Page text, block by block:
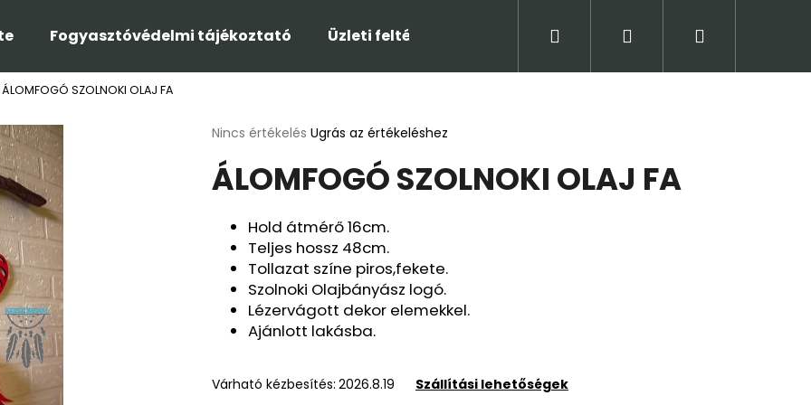
Fogyasztóvédelmi tájékoztató Üzleti feltételek (ÁSZF) Adatkezelési tájékoztató
Keresés Bejelentkezés
ÁLOMFOGÓ SZOLNOKI OLAJ FA
A
átlagos
értékelése
csillag.
Nincs értékelés Ugrás az értékeléshez
ÁLOMFOGÓ SZOLNOKI OLAJ FA
Hold átmérő 16cm.
Teljes hossz 48cm.
Tollazat színe piros,fekete.
Szolnoki Olajbányász logó.
Lézervágott dekor elemekkel.
Ajánlott lakásba.
Várható kézbesítés: 2026.8.19 Szállítási lehetőségek
Mit keres?
KERESÉS